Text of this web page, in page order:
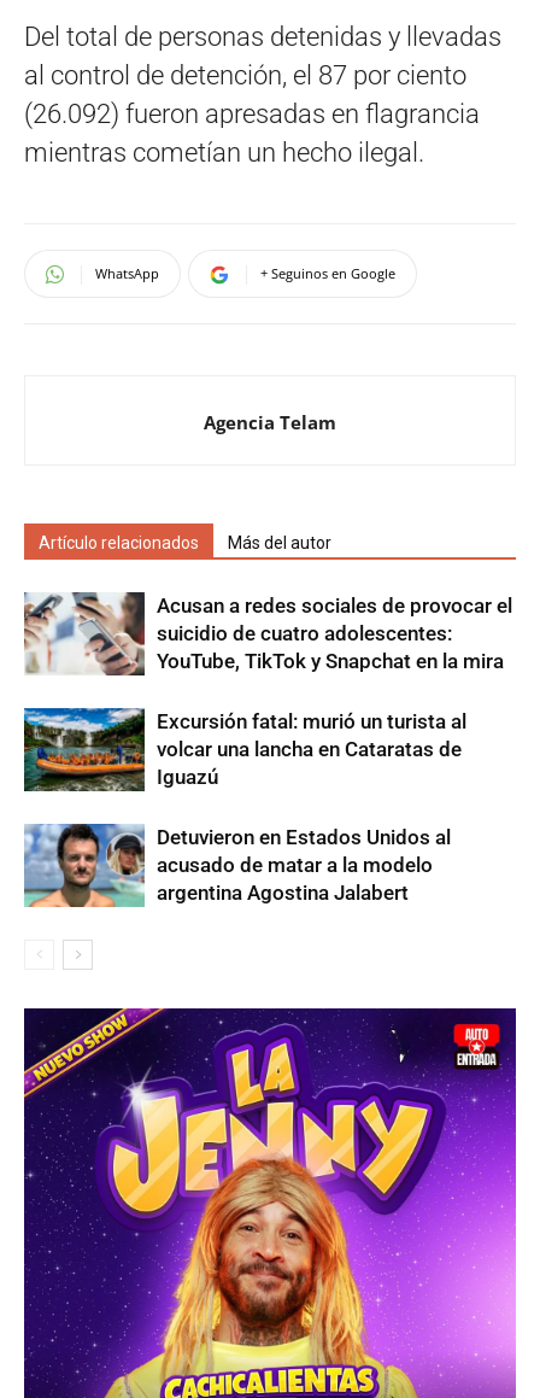
Del total de personas detenidas y llevadas
al control de detención, el 87 por ciento
(26.092) fueron apresadas en flagrancia
mientras cometían un hecho ilegal.
WhatsApp + Seguinos en Google
Agencia Telam
Artículo relacionados Más del autor
Acusan a redes sociales de provocar el
suicidio de cuatro adolescentes:
YouTube, TikTok y Snapchat en la mira
Excursión fatal: murió un turista al
volcar una lancha en Cataratas de
Iguazú
Detuvieron en Estados Unidos al
acusado de matar a la modelo
argentina Agostina Jalabert